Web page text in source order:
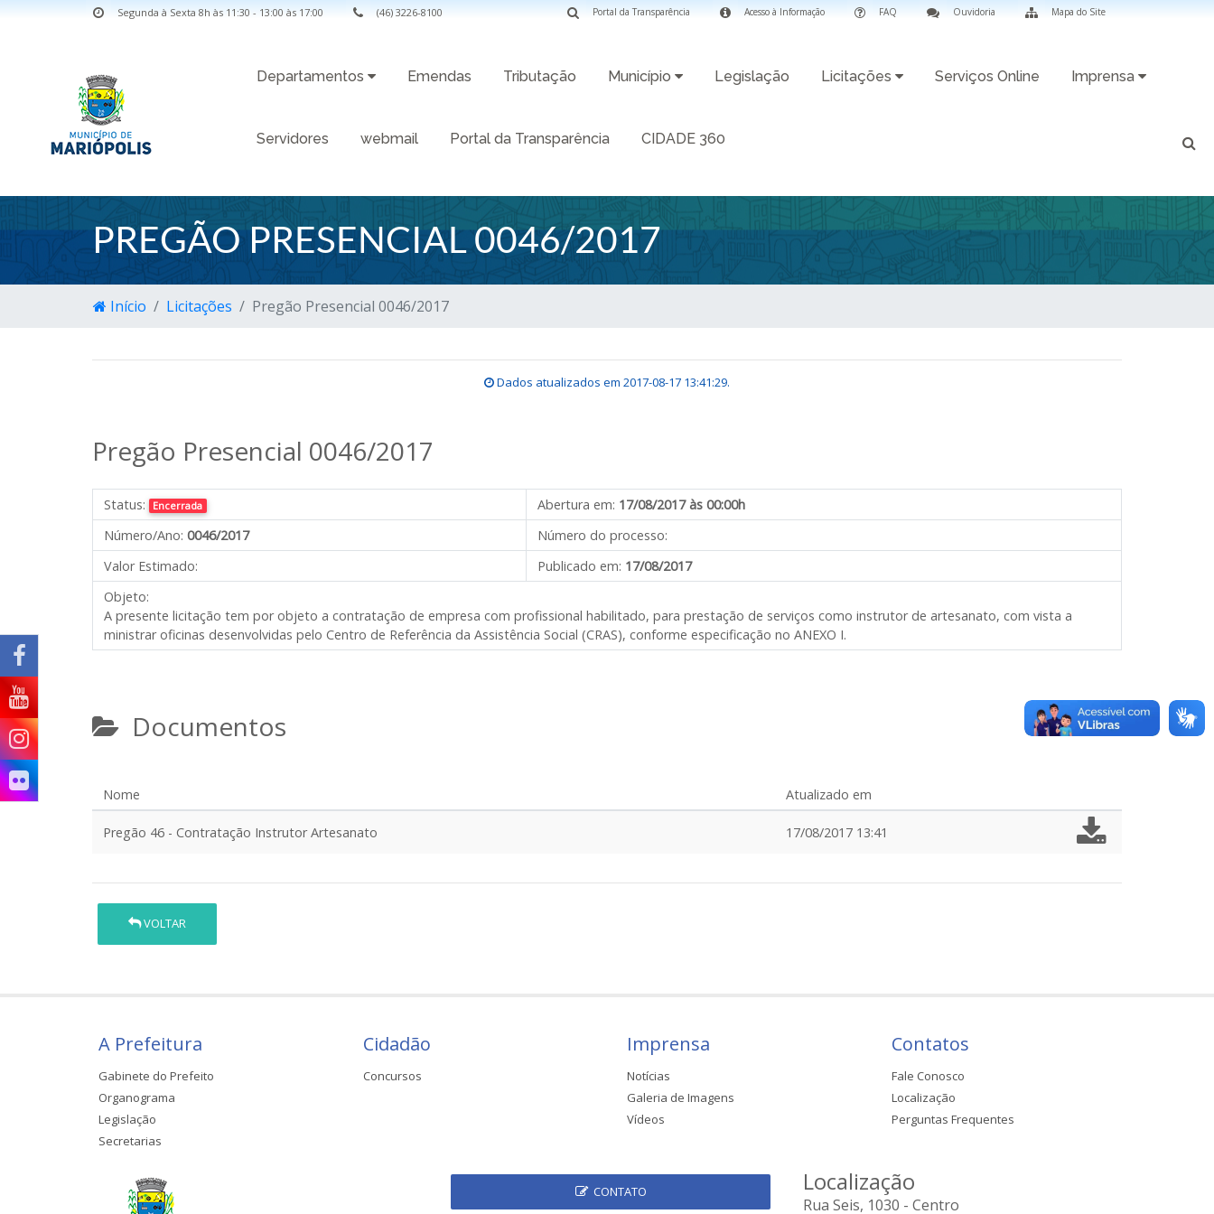
Segunda à Sexta 8h às 11:30 - 13:00 às 17:00 (46) 3226-8100 Mapa do Site
Ouvidoria
FAQ
Acesso à Informação
Portal da Transparência
Departamentos Emendas Tributação Município Legislação Licitações Serviços Online Imprensa
Servidores webmail Portal da Transparência CIDADE 360
PREGÃO PRESENCIAL 0046/2017
Início Licitações Pregão Presencial 0046/2017
Dados atualizados em 2017-08-17 13:41:29.
Pregão Presencial 0046/2017
Status: Encerrada Abertura em: 17/08/2017 às 00:00h
Número/Ano: 0046/2017
Número do processo:
Valor Estimado:
Publicado em: 17/08/2017
Objeto:
A presente licitação tem por objeto a contratação de empresa com profissional habilitado, para prestação de serviços como instrutor de artesanato, com vista a
ministrar oficinas desenvolvidas pelo Centro de Referência da Assistência Social (CRAS), conforme especificação no ANEXO I.
Documentos
Nome Atualizado em
Pregão 46 - Contratação Instrutor Artesanato 17/08/2017 13:41
VOLTAR
A Prefeitura
Gabinete do Prefeito
Organograma
Legislação
Secretarias
Cidadão
Concursos
Imprensa
Notícias
Galeria de Imagens
Vídeos
Contatos
Fale Conosco
Localização
Perguntas Frequentes
CONTATO Localização
Rua Seis, 1030 - Centro